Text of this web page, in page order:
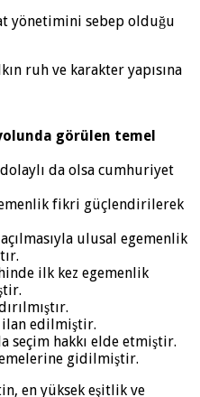
yönetimini sebep olduğu
ruh ve karakter yapısına
görülen temel
dolaylı da olsa cumhuriyet
fikri güçlendirilerek
ulusal egemenlik
ilk kez egemenlik
ilan edilmiştir.
seçim hakkı elde etmiştir.
gidilmiştir.
en yüksek eşitlik ve